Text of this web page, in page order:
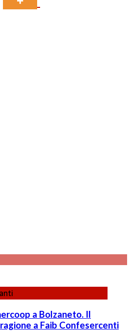
a Bolzaneto. Il
a Faib Confesercenti